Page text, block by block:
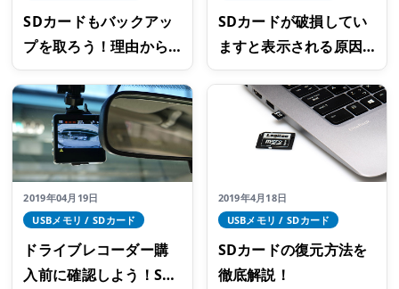
SDカードもバックアッ
プを取ろう！理由から
保存方法まで
SDカードが破損してい
ますと表示される原因
とは？対処法も解説
2019年04月19日
USBメモリ / SDカード
ドライブレコーダー購
入前に確認しよう！SD
2019年4月18日
USBメモリ / SDカード
SDカードの復元方法を
徹底解説！